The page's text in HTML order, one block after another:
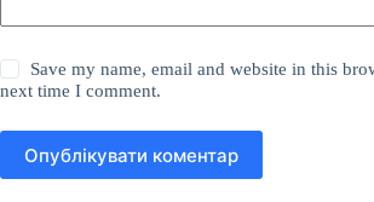
Save my name, email and website in this
next time I comment.
Опублікувати коментар